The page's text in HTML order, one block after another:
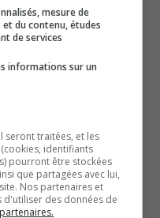
et le panneau
directrice de la
Témis pour le
est passée
même, mais elle
que, pour la sécurité des
lumières rouges et
mesure de
du contenu, études
de services
informations sur un
seront traitées, et les
identifiants
pourront être stockées
que partagées avec lui,
Nos partenaires et
d'utiliser des données de